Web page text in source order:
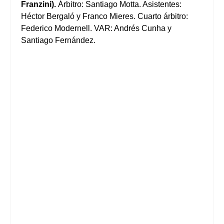
Franzini). Árbitro: Santiago Motta. Asistentes:
Héctor Bergaló y Franco Mieres. Cuarto árbitro:
Federico Modernell. VAR: Andrés Cunha y
Santiago Fernández.